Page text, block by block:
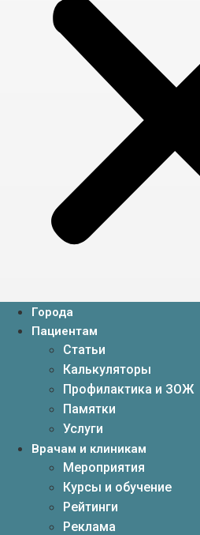
Города
Пациентам
Статьи
Калькуляторы
Профилактика и ЗОЖ
Памятки
Услуги
Врачам и клиникам
Мероприятия
Курсы и обучение
Рейтинги
Реклама